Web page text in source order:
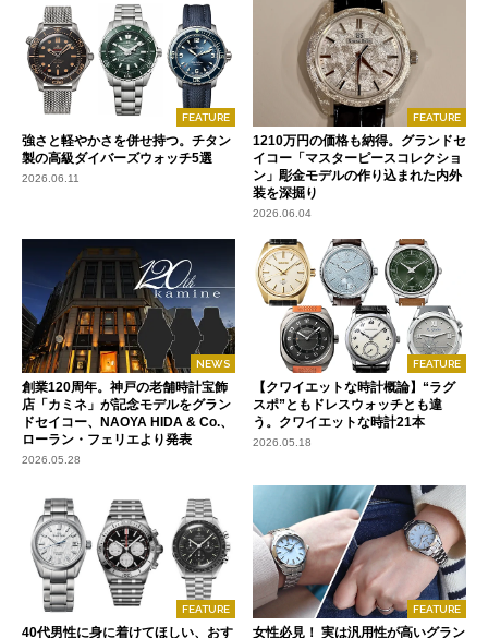
FEATURE
強さと軽やかさを併せ持つ。チタン
製の高級ダイバーズウォッチ5選
2026.06.11
FEATURE
1210万円の価格も納得。グランドセ
イコー「マスターピースコレクショ
ン」彫金モデルの作り込まれた内外
装を深掘り
2026.06.04
NEWS
創業120周年。神戸の老舗時計宝飾
店「カミネ」が記念モデルをグラン
ドセイコー、NAOYA HIDA & Co.、
ローラン・フェリエより発表
2026.05.28
FEATURE
【クワイエットな時計概論】“ラグ
スポ”ともドレスウォッチとも違
う。クワイエットな時計21本
2026.05.18
FEATURE
40代男性に身に着けてほしい、おす
FEATURE
女性必見！ 実は汎用性が高いグラン